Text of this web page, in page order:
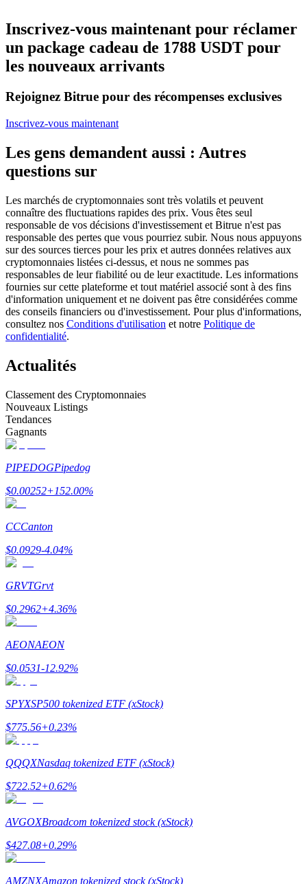
Rejoignez les meilleurs traders
Devenez un trader de copie
Profitez du partage des bénéfices et des commissions de copy
trading
Stratégies de trading
Apprenez à rester rentable
Inscrivez-vous maintenant pour réclamer
un package cadeau de 1788 USDT pour
les nouveaux arrivants
Rejoignez Bitrue pour des récompenses exclusives
Inscrivez-vous maintenant
Les gens demandent aussi : Autres
questions sur
Les marchés de cryptomonnaies sont très volatils et peuvent
connaître des fluctuations rapides des prix. Vous êtes seul
responsable de vos décisions d'investissement et Bitrue n'est pas
responsable des pertes que vous pourriez subir. Nous nous appuyons
sur des sources tierces pour les prix et autres données relatives aux
cryptomonnaies listées ci-dessus, et nous ne sommes pas
responsables de leur fiabilité ou de leur exactitude. Les informations
fournies sur cette plateforme et tout matériel associé sont à des fins
d'information uniquement et ne doivent pas être considérées comme
des conseils financiers ou d'investissement. Pour plus d'informations,
consultez nos Conditions d'utilisation et notre Politique de
confidentialité.
Actualités
Classement des Cryptomonnaies
Nouveaux Listings
Tendances
Gagnants
PIPEDOGPipedog
$0.00252+152.00%
CCCanton
$0.0929-4.04%
GRVTGrvt
$0.2962+4.36%
AEONAEON
$0.0531-12.92%
SPYXSP500 tokenized ETF (xStock)
$775.56+0.23%
QQQXNasdaq tokenized ETF (xStock)
$722.52+0.62%
AVGOXBroadcom tokenized stock (xStock)
$427.08+0.29%
AMZNXAmazon tokenized stock (xStock)